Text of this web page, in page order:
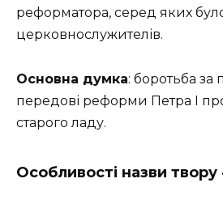
реформатора, серед яких
церковнослужителів.
Основна думка: боротьба за
передові реформи Петра І
старого ладу.
Особливості назви твору